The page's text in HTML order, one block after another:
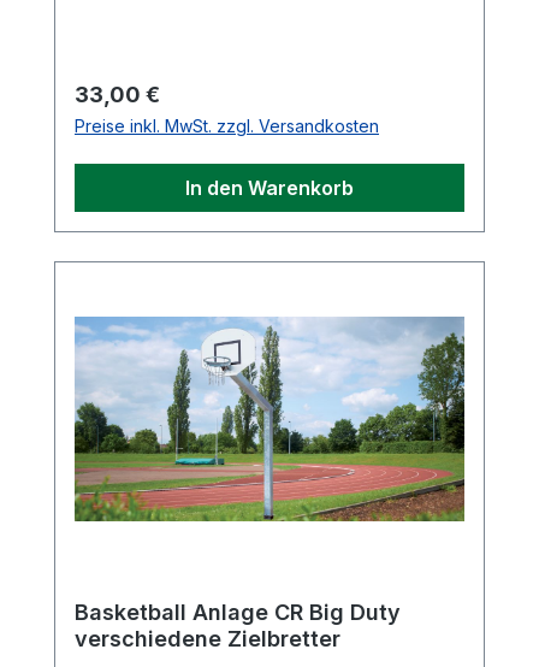
Regulärer Preis:
33,00 €
Preise inkl. MwSt. zzgl. Versandkosten
In den Warenkorb
Basketball Anlage CR Big Duty
verschiedene Zielbretter